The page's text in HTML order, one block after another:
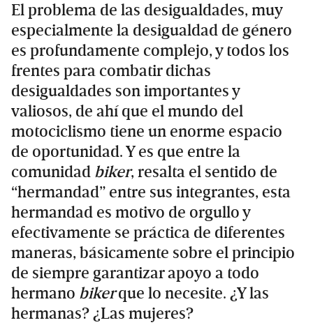
El problema de las desigualdades, muy
especialmente la desigualdad de género
es profundamente complejo, y todos los
frentes para combatir dichas
desigualdades son importantes y
valiosos, de ahí que el mundo del
motociclismo tiene un enorme espacio
de oportunidad. Y es que entre la
comunidad biker, resalta el sentido de
“hermandad” entre sus integrantes, esta
hermandad es motivo de orgullo y
efectivamente se práctica de diferentes
maneras, básicamente sobre el principio
de siempre garantizar apoyo a todo
hermano bikerque lo necesite. ¿Y las
hermanas? ¿Las mujeres?